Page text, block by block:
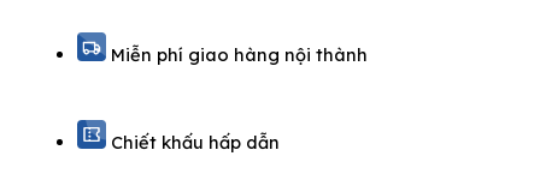
Miễn phí giao hàng nội thành
Chiết khấu hấp dẫn